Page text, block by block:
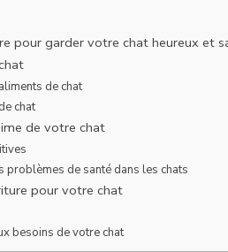
pour garder votre chat heureux et
de chat
chat
de votre chat
problèmes de santé dans les chats
pour votre chat
besoins de votre chat